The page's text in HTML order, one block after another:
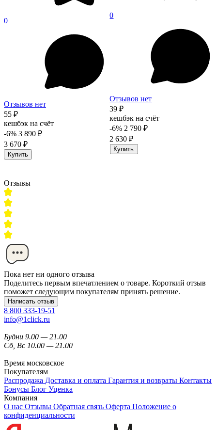
0
Отзывов нет
55 ₽
кешбэк на счёт
-6% 3 890 ₽
3 670 ₽
Купить
0
Отзывов нет
39 ₽
кешбэк на счёт
-6% 2 790 ₽
2 630 ₽
Купить
Отзывы
Пока нет ни одного отзыва
Поделитесь первым впечатлением о товаре. Короткий отзыв
поможет следующим покупателям принять решение.
Написать отзыв
8 800 333-19-51
info@1click.ru
Будни 9.00 — 21.00
Сб, Вс 10.00 — 21.00
Время московское
Покупателям
Распродажа Доставка и оплата Гарантия и возвраты Контакты
Бонусы Блог Уценка
Компания
О нас Отзывы Обратная связь Оферта Положение о
конфиденциальности